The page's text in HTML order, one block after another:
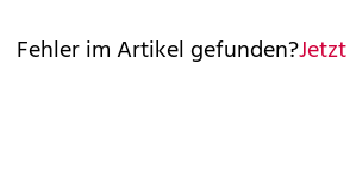
Fehler im Artikel gefunden?